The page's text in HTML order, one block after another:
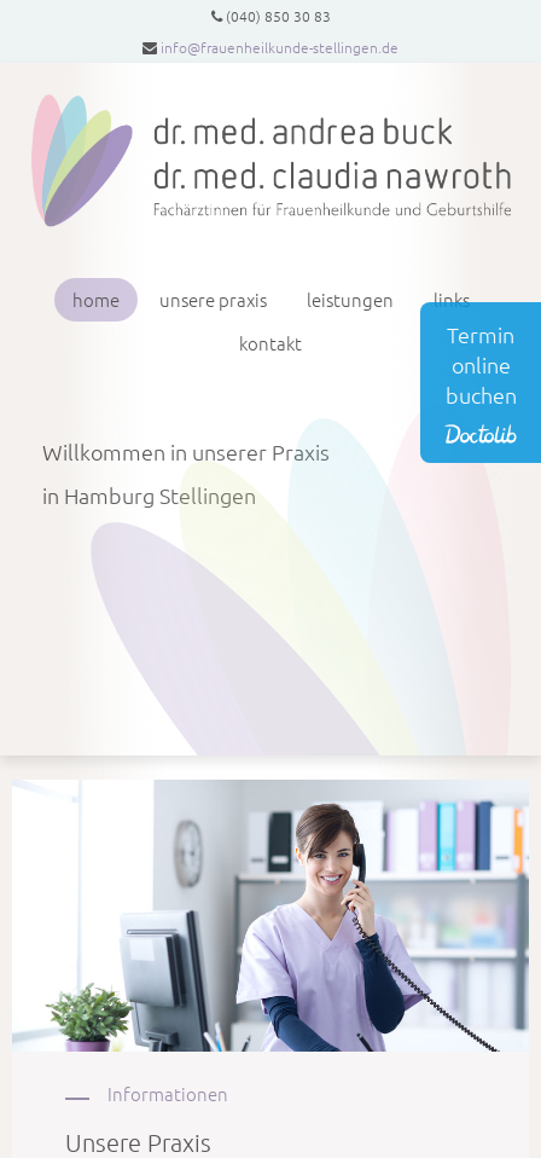
Termin
online
buchen
(040) 850 30 83
info@frauenheilkunde-stellingen.de
home unsere praxis leistungen
links
kontakt
Willkommen in unserer Praxis
in Hamburg Stellingen
Informationen
Unsere Praxis